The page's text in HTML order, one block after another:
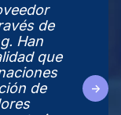
de
Han
que
de
→